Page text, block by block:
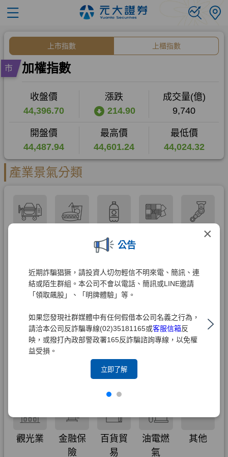
×
公告
近期詐騙猖獗，請投資人切勿輕信不明來電、簡訊、連
結或陌生群組。本公司不會以電話、簡訊或LINE邀請
「領取飆股」、「明牌體驗」等。
如果您發現社群媒體中有任何假借本公司名義之行為，
請洽本公司反詐騙專線(02)35181165或客服信箱反
映，或撥打內政部警政署165反詐騙諮詢專線，以免權
益受損。
立即了解